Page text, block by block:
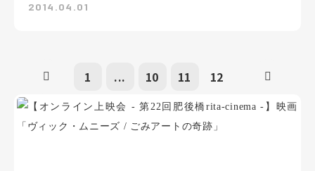
2014.04.01
1 ... 10 11 12